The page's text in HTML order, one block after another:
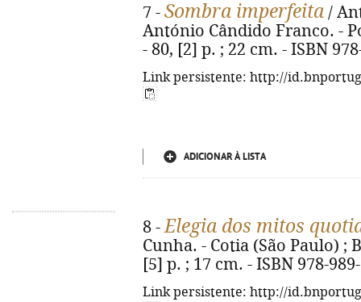
7 - Sombra imperfeita /
António Cândido Franco. -
- 80, [2] p. ; 22 cm. - ISBN
Link persistente: http://
ADICIONAR À LISTA
8 -Elegia dos mitos
Cunha. - Cotia (São Paulo) ;
[5] p. ; 17 cm. - ISBN 978-
Link persistente: http://